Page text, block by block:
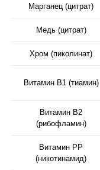
Марганец (цитрат)
Медь (цитрат)
Хром (пиколинат)
Витамин В1 (тиамин)
Витамин B2
(рибофламин)
Витамин РР
(никотинамид)